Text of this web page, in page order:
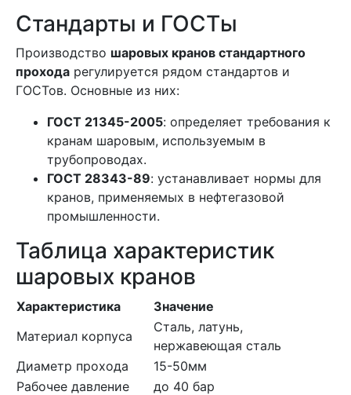
Стандарты и ГОСТы
Производство шаровых кранов стандартного
прохода регулируется рядом стандартов и
ГОСТов. Основные из них:
ГОСТ 21345-2005: определяет требования к
кранам шаровым, используемым в
трубопроводах.
ГОСТ 28343-89: устанавливает нормы для
кранов, применяемых в нефтегазовой
промышленности.
Таблица характеристик
шаровых кранов
Характеристика
Значение
Материал корпуса
Сталь, латунь,
нержавеющая сталь
Диаметр прохода
15-50мм
Рабочее давление
до 40 бар